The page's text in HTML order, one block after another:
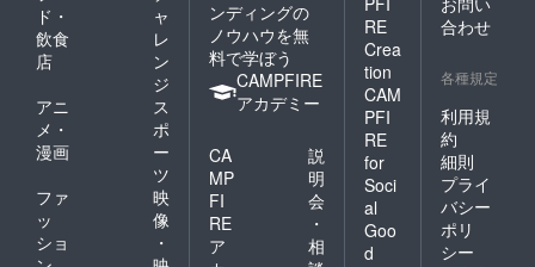
ド・
飲食
店
ャ
レ
ン
ジ
アニ
メ・
漫画
ス
ポ
ー
ツ
ファ
ッ
ショ
映
像
・
ンディングの
ノウハウを無
料で学ぼう
CAMPFIRE
アカデミー
CA
MP
FI
RE
ア
説
明
会
・
相
RE
Crea
tion
CAM
PFI
RE
for
Soci
al
Goo
d
合わせ
各種規定
利用規
約
細則
プライ
バシー
ポリ
シー